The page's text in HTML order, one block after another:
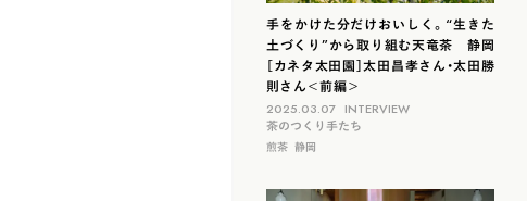
手をかけた分だけおいしく。“生きた
土づくり”から取り組む天竜茶 静岡
［カネタ太田園］太田昌孝さん・太田勝
則さん＜前編＞
2025.03.07 INTERVIEW
茶のつくり手たち
煎茶 静岡